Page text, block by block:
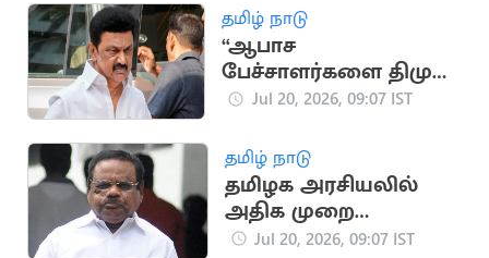
தமிழ் நாடு
“ஆபாச
பேச்சாளர்களை திமுக
வளர்த்து வருகிறது”..
Jul 20, 2026, 09:07 IST
தமிழ் நாடு
தமிழக அரசியலில்
அதிக முறை
சபாநாயகராக
Jul 20, 2026, 09:07 IST